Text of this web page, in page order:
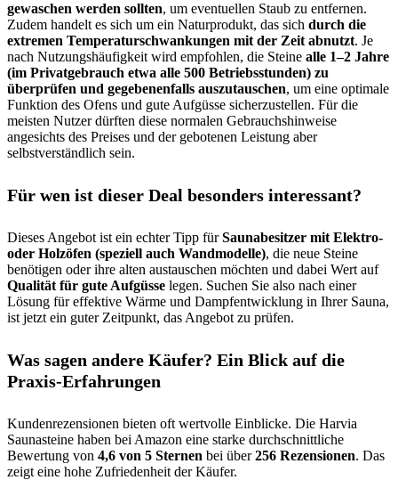
gewaschen werden sollten, um eventuellen Staub zu entfernen.
Zudem handelt es sich um ein Naturprodukt, das sich durch die
extremen Temperaturschwankungen mit der Zeit abnutzt. Je
nach Nutzungshäufigkeit wird empfohlen, die Steine alle 1–2 Jahre
(im Privatgebrauch etwa alle 500 Betriebsstunden) zu
überprüfen und gegebenenfalls auszutauschen, um eine optimale
Funktion des Ofens und gute Aufgüsse sicherzustellen. Für die
meisten Nutzer dürften diese normalen Gebrauchshinweise
angesichts des Preises und der gebotenen Leistung aber
selbstverständlich sein.
Für wen ist dieser Deal besonders interessant?
Dieses Angebot ist ein echter Tipp fürSaunabesitzer mit Elektro-
oder Holzöfen (speziell auch Wandmodelle), die neue Steine
benötigen oder ihre alten austauschen möchten und dabei Wert auf
Qualität für gute Aufgüsse legen. Suchen Sie also nach einer
Lösung für effektive Wärme und Dampfentwicklung in Ihrer Sauna,
ist jetzt ein guter Zeitpunkt, das Angebot zu prüfen.
Was sagen andere Käufer? Ein Blick auf die
Praxis-Erfahrungen
Kundenrezensionen bieten oft wertvolle Einblicke. Die Harvia
Saunasteine haben bei Amazon eine starke durchschnittliche
Bewertung von 4,6 von 5 Sternen bei über256 Rezensionen. Das
zeigt eine hohe Zufriedenheit der Käufer.